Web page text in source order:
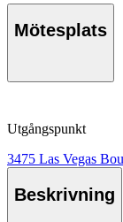
Mötesplats
Utgångspunkt
3475 Las Vegas
Beskrivning